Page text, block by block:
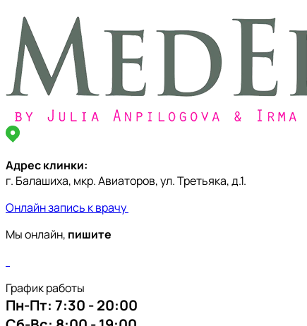
Адрес клинки:
г. Балашиха, мкр. Авиаторов, ул. Третьяка, д.1.
Онлайн запись к врачу
Мы онлайн, пишите
График работы
Пн-Пт: 7:30 - 20:00